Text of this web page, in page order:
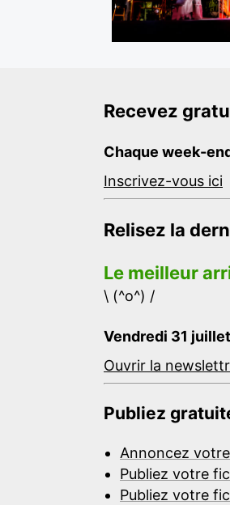
Recevez
Chaque week-
Inscrivez-vous ici
Relisez la
Le meilleur
\ (^o^) /
Vendredi 31 juillet
Ouvrir la
Publiez
Annoncez
Publiez votre
Publiez votre